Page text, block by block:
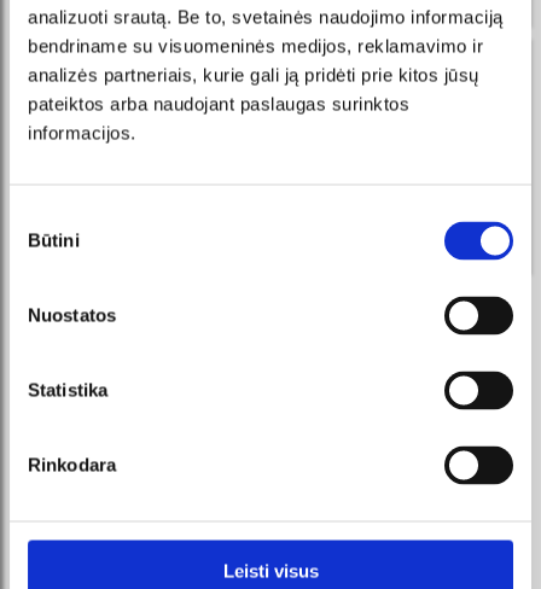
analizuoti srautą. Be to, svetainės naudojimo informaciją
bendriname su visuomeninės medijos, reklamavimo ir
analizės partneriais, kurie gali ją pridėti prie kitos jūsų
pateiktos arba naudojant paslaugas surinktos
informacijos.
pasirinkimas
Būtini
Nuostatos
Statistika
Rinkodara
Leisti visus
новости по эл. почте
регистрируйтесь и Вы всегда первыми узнаете о
новых мероприятиях и акциях!
Я соглашаюсь с условиями прямого маркетинга.
МЫ РЕКОМЕНДУЕМ